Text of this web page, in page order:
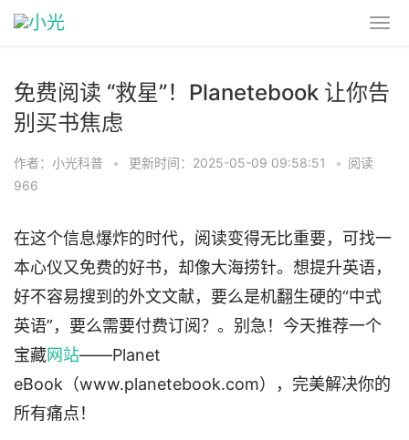
免费阅读 “救星”！Planetebook 让你告
别买书焦虑
作者：小光科普 • 更新时间：2025-05-09 09:58:51 • 阅读
966
在这个信息爆炸的时代，阅读变得无比重要，可找一
本心仪又免费的好书，却像大海捞针。想提升英语，
好不容易搜到的外文文献，要么是机翻生硬的“中式
英语”，要么需要付费订阅？。别急！今天推荐一个
宝藏网站——Planet
eBook（www.planetebook.com），完美解决你的
所有痛点！